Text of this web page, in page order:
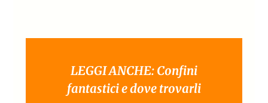
LEGGI ANCHE: Confini
fantastici e dove trovarli